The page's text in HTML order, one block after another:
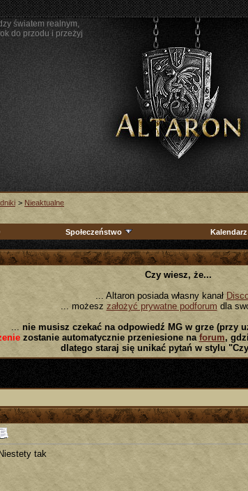
światem realnym,
do przodu i przeżyj
> Nieaktualne
Społeczeństwo Kalendarz
Czy wiesz, że...
... Altaron posiada własny kanał
... możesz założyć prywatne podforum dla
... nie musisz czekać na odpowiedź MG w grze (przy
zostanie automatycznie przeniesione na forum,
dlatego staraj się unikać pytań w stylu
Niestety tak